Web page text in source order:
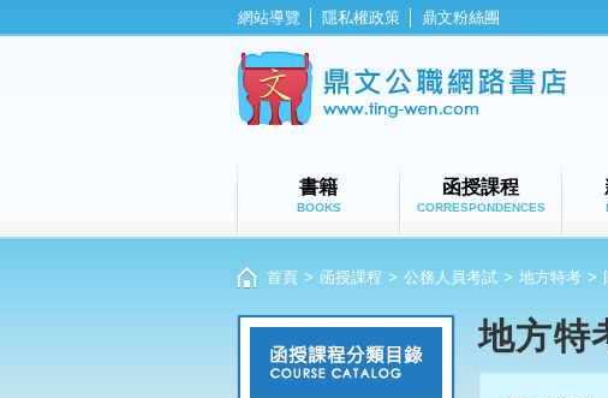
網站導覽 隱私權政策 鼎文粉絲團
書籍
BOOKS
函授課程
CORRESPONDENCES
首頁 > 函授課程 > 公務人員考試 > 地方特考 >
地方特